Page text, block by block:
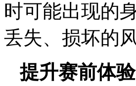
时可能出现的
丢失、损坏的
提升赛前体验